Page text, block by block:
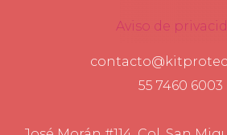
Aviso de
55 7460 6003